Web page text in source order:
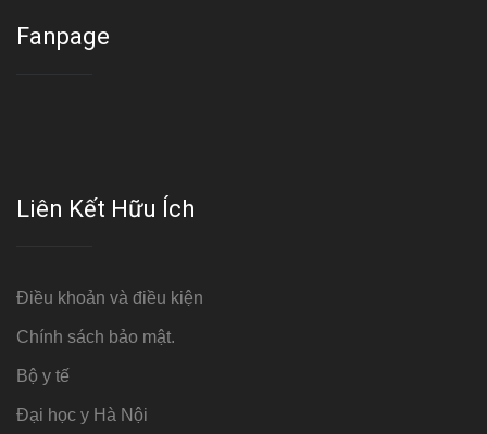
Fanpage
Liên Kết Hữu Ích
Điều khoản và điều kiện
Chính sách bảo mật.
Bộ y tế
Đại học y Hà Nội